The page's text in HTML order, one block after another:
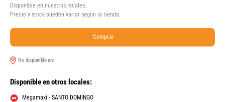
Disponible en nuestros locales.
Precio y stock pueden variar según la tienda.
Comprar
No disponible en:
Disponible en otros locales:
Megamaxi - SANTO DOMINGO